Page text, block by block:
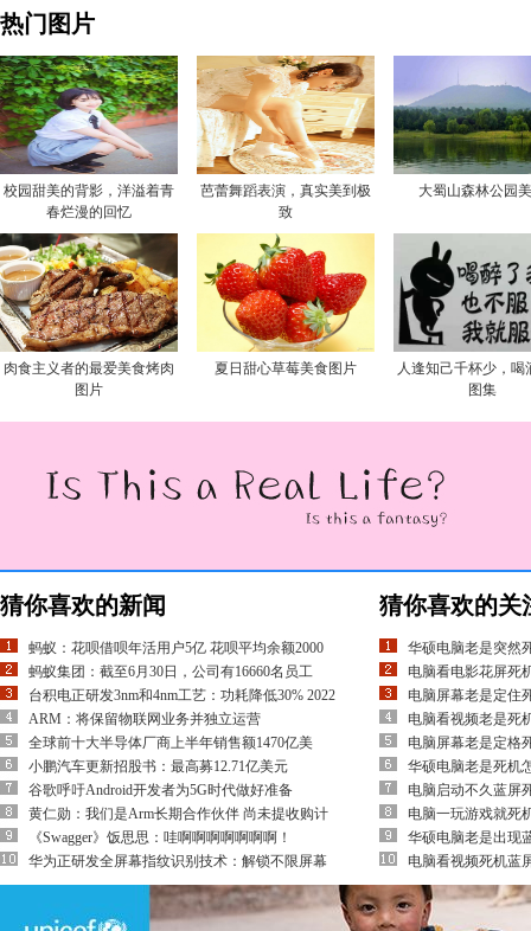
热门图片
校园甜美的背影，洋溢着青
春烂漫的回忆
芭蕾舞蹈表演，真实美到极
致
大蜀山森林公园
肉食主义者的最爱美食烤肉
图片
夏日甜心草莓美食图片
人逢知己千杯少，喝
图集
猜你喜欢的新闻
蚂蚁：花呗借呗年活用户5亿 花呗平均余额2000
蚂蚁集团：截至6月30日，公司有16660名员工
台积电正研发3nm和4nm工艺：功耗降低30% 2022
ARM：将保留物联网业务并独立运营
全球前十大半导体厂商上半年销售额1470亿美
小鹏汽车更新招股书：最高募12.71亿美元
谷歌呼吁Android开发者为5G时代做好准备
黄仁勋：我们是Arm长期合作伙伴 尚未提收购计
《Swagger》饭思思：哇啊啊啊啊啊啊啊！
华为正研发全屏幕指纹识别技术：解锁不限屏幕
猜你喜欢的关
华硕电脑老是突然
电脑看电影花屏死
电脑屏幕老是定住
电脑看视频老是死
电脑屏幕老是定格
华硕电脑老是死机
电脑启动不久蓝屏
电脑一玩游戏就死
华硕电脑老是出现
电脑看视频死机蓝